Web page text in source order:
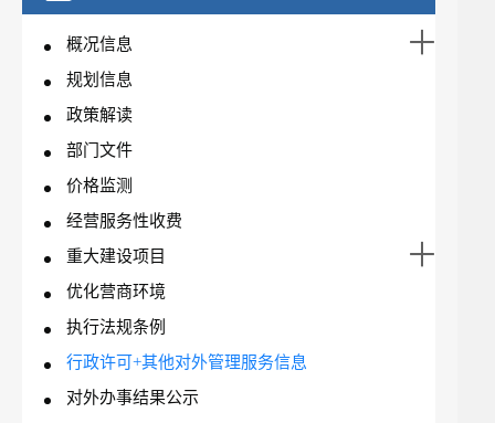
概况信息
规划信息
政策解读
部门文件
价格监测
经营服务性收费
重大建设项目
优化营商环境
执行法规条例
行政许可+其他对外管理服务信息
对外办事结果公示